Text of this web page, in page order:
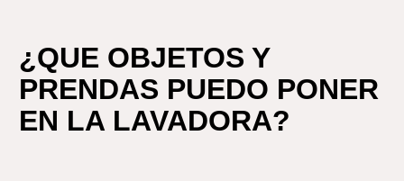
¿QUE OBJETOS Y
PRENDAS PUEDO PONER
EN LA LAVADORA?